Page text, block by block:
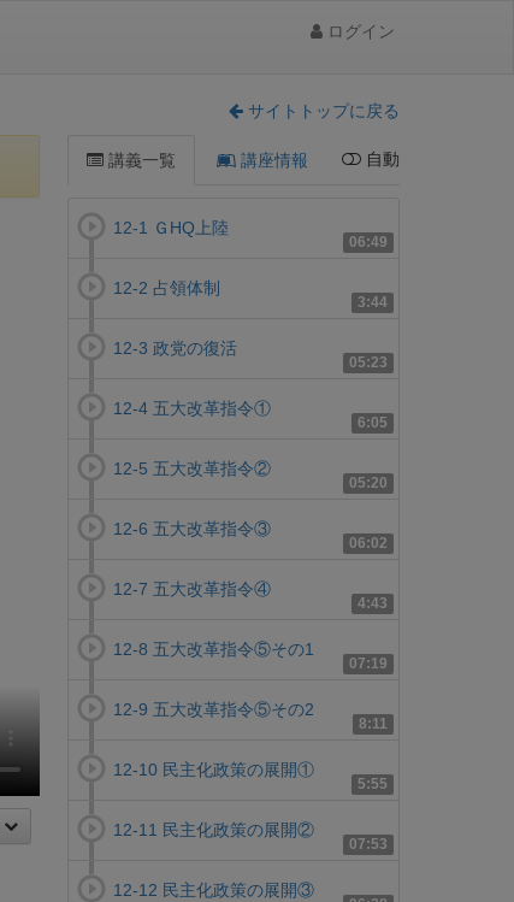
ログイン
サイトトップに戻る
講義一覧 講座情報 自動
06:49
12-1 ＧHQ上陸
3:44
12-2 占領体制
05:23
12-3 政党の復活
6:05
12-4 五大改革指令①
05:20
12-5 五大改革指令②
06:02
12-6 五大改革指令③
4:43
12-7 五大改革指令④
07:19
12-8 五大改革指令⑤その1
8:11
12-9 五大改革指令⑤その2
5:55
12-10 民主化政策の展開①
07:53
12-11 民主化政策の展開②
12-12 民主化政策の展開③